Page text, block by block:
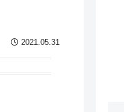
2021.05.31